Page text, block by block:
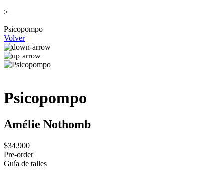
>
Psicopompo
Volver
Psicopompo
Amélie Nothomb
$34.900
Pre-order
Guía de talles